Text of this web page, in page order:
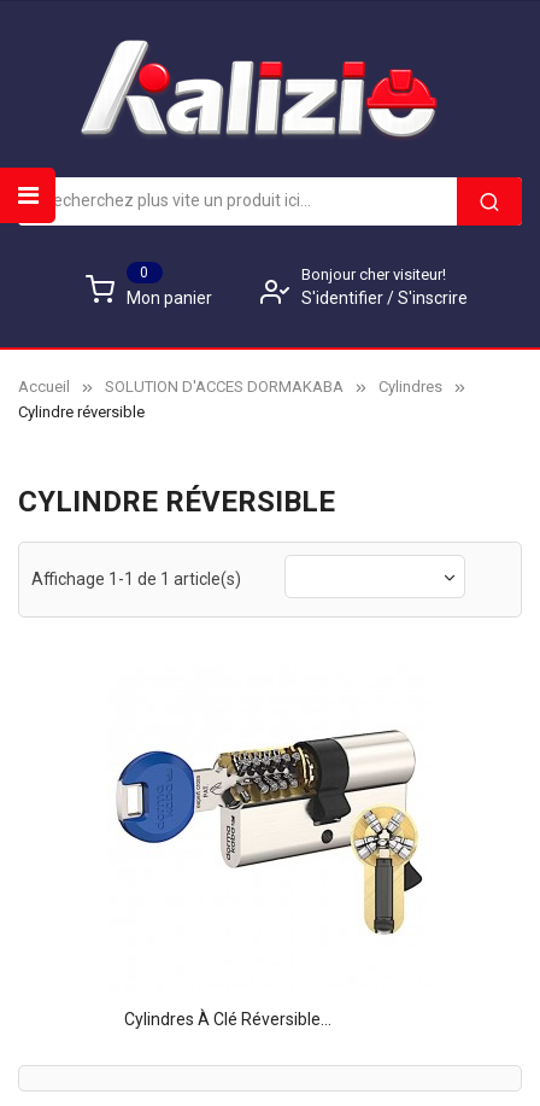
0
Mon panier
Bonjour cher visiteur!
S'identifier/ S'inscrire
Accueil SOLUTION D'ACCES DORMAKABA
Cylindres
Cylindre réversible
CYLINDRE RÉVERSIBLE
Affichage 1-1 de 1 article(s)
Cylindres À Clé Réversible...